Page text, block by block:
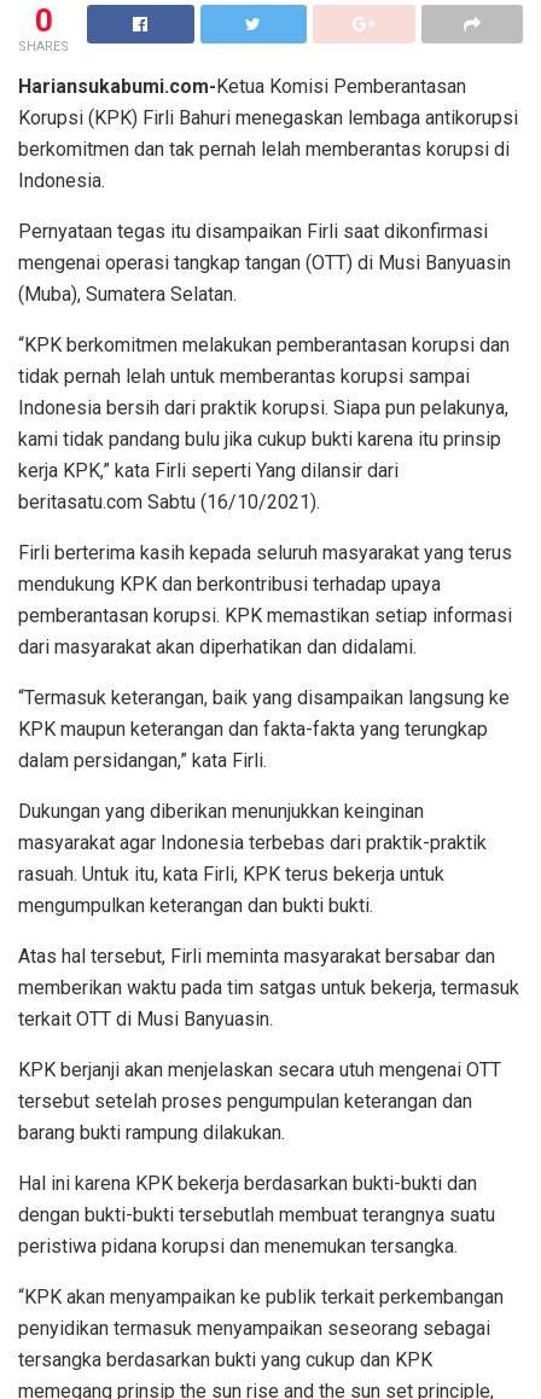
0
SHARES
Hariansukabumi.com-Ketua Komisi Pemberantasan
Korupsi (KPK) Firli Bahuri menegaskan lembaga antikorupsi
berkomitmen dan tak pernah lelah memberantas korupsi di
Indonesia.
Pernyataan tegas itu disampaikan Firli saat dikonfirmasi
mengenai operasi tangkap tangan (OTT) di Musi Banyuasin
(Muba), Sumatera Selatan.
“KPK berkomitmen melakukan pemberantasan korupsi dan
tidak pernah lelah untuk memberantas korupsi sampai
Indonesia bersih dari praktik korupsi. Siapa pun pelakunya,
kami tidak pandang bulu jika cukup bukti karena itu prinsip
kerja KPK,” kata Firli seperti Yang dilansir dari
beritasatu.com Sabtu (16/10/2021).
Firli berterima kasih kepada seluruh masyarakat yang terus
mendukung KPK dan berkontribusi terhadap upaya
pemberantasan korupsi. KPK memastikan setiap informasi
dari masyarakat akan diperhatikan dan didalami.
“Termasuk keterangan, baik yang disampaikan langsung ke
KPK maupun keterangan dan fakta-fakta yang terungkap
dalam persidangan,” kata Firli.
Dukungan yang diberikan menunjukkan keinginan
masyarakat agar Indonesia terbebas dari praktik-praktik
rasuah. Untuk itu, kata Firli, KPK terus bekerja untuk
mengumpulkan keterangan dan bukti bukti.
Atas hal tersebut, Firli meminta masyarakat bersabar dan
memberikan waktu pada tim satgas untuk bekerja, termasuk
terkait OTT di Musi Banyuasin.
KPK berjanji akan menjelaskan secara utuh mengenai OTT
tersebut setelah proses pengumpulan keterangan dan
barang bukti rampung dilakukan.
Hal ini karena KPK bekerja berdasarkan bukti-bukti dan
dengan bukti-bukti tersebutlah membuat terangnya suatu
peristiwa pidana korupsi dan menemukan tersangka.
“KPK akan menyampaikan ke publik terkait perkembangan
penyidikan termasuk menyampaikan seseorang sebagai
tersangka berdasarkan bukti yang cukup dan KPK
memegang prinsip the sun rise and the sun set principle,